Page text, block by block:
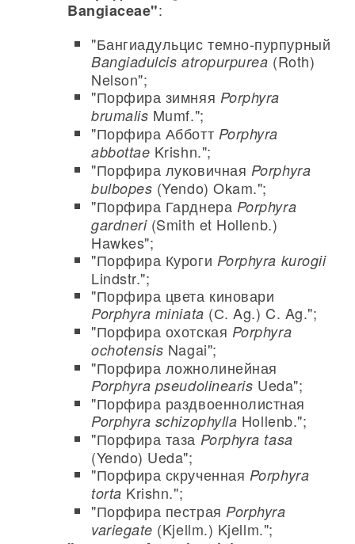
Bangiaceae":
"Бангиадульцис темно-пурпурный
Bangiadulcis atropurpurea (Roth)
Nelson";
"Порфира зимняя Porphyra
brumalis Mumf.";
"Порфира Абботт Porphyra
abbottae Krishn.";
"Порфира луковичная Porphyra
bulbopes (Yendo) Okam.";
"Порфира Гарднера Porphyra
gardneri(Smith et Hollenb.)
Hawkes";
"Порфира Куроги Porphyra kurogii
Lindstr.";
"Порфира цвета киновари
Porphyra miniata (С. Ag.) C. Ag.";
"Порфира охотская Porphyra
ochotensis Nagai";
"Порфира ложнолинейная
Porphyra pseudolinearis Ueda";
"Порфира раздвоеннолистная
Porphyra schizophylla Hollenb.";
"Порфира таза Porphyra tasa
(Yendo) Ueda";
"Порфира скрученная Porphyra
torta Krishn.";
"Порфира пестрая Porphyra
variegate (Kjellm.) Kjellm.";